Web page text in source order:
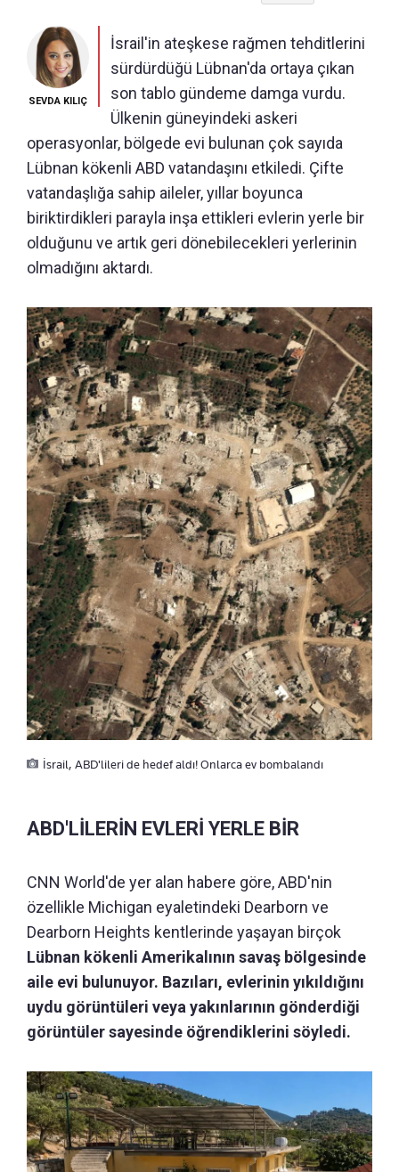
SEVDA KILIÇ
İsrail'in ateşkese rağmen tehditlerini
sürdürdüğü Lübnan'da ortaya çıkan
son tablo gündeme damga vurdu.
Ülkenin güneyindeki askeri
operasyonlar, bölgede evi bulunan çok sayıda
Lübnan kökenli ABD vatandaşını etkiledi. Çifte
vatandaşlığa sahip aileler, yıllar boyunca
biriktirdikleri parayla inşa ettikleri evlerin yerle bir
olduğunu ve artık geri dönebilecekleri yerlerinin
olmadığını aktardı.
İsrail, ABD'lileri de hedef aldı! Onlarca ev bombalandı
ABD'LİLERİN EVLERİ YERLE BİR
CNN World'de yer alan habere göre, ABD'nin
özellikle Michigan eyaletindeki Dearborn ve
Dearborn Heights kentlerinde yaşayan birçok
Lübnan kökenli Amerikalının savaş bölgesinde
aile evi bulunuyor. Bazıları, evlerinin yıkıldığını
uydu görüntüleri veya yakınlarının gönderdiği
görüntüler sayesinde öğrendiklerini söyledi.